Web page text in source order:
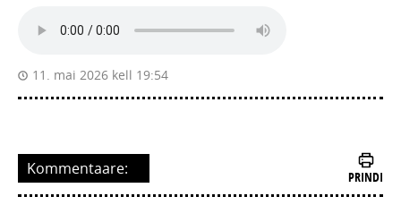
11. mai 2026 kell 19:54
Kommentaare: PRINDI